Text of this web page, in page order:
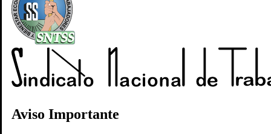
Inicio
Quiénes Somos
Aviso Importante